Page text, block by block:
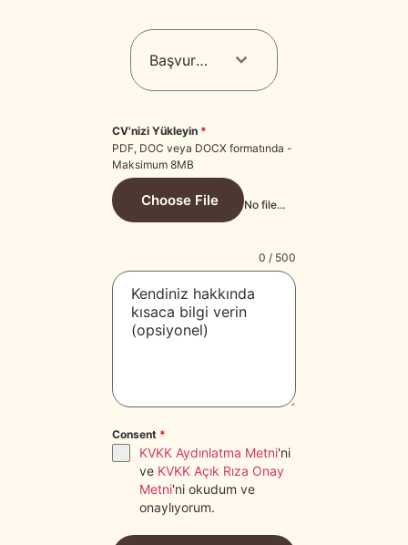
Başvurmak istediğiniz pozisyonu seçin
CV'nizi Yükleyin *
PDF, DOC veya DOCX formatında -
Maksimum 8MB
Choose File No file chosen
0 / 500
Consent *
KVKK Aydınlatma Metni'ni
ve KVKK Açık Rıza Onay
Metni'ni okudum ve
onaylıyorum.